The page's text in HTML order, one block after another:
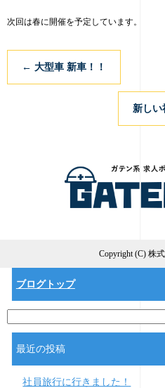
次回は春に開催を予定しています。
← 大型車 新車！！
新しい
Copyright (C) 株
ブログトップ
最近の投稿
社員旅行に行きました！